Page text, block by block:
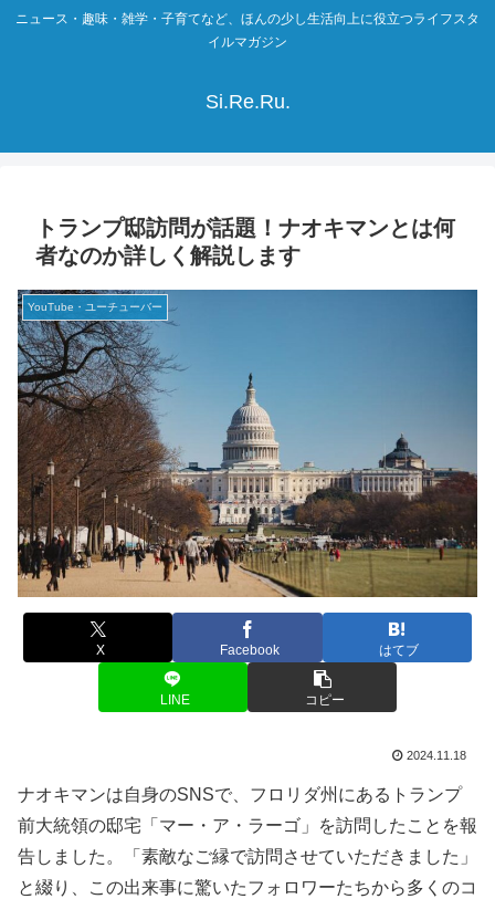
ニュース・趣味・雑学・子育てなど、ほんの少し生活向上に役立つライフスタ
イルマガジン
Si.Re.Ru.
トランプ邸訪問が話題！ナオキマンとは何
者なのか詳しく解説します
YouTube・ユーチューバー
X Facebook はてブ
LINE コピー
2024.11.18
ナオキマンは自身のSNSで、フロリダ州にあるトランプ
前大統領の邸宅「マー・ア・ラーゴ」を訪問したことを報
告しました。「素敵なご縁で訪問させていただきました」
と綴り、この出来事に驚いたフォロワーたちから多くのコ